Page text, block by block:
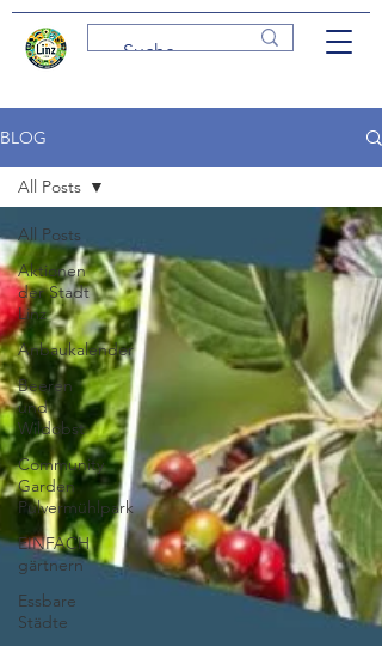
BLOG
All Posts
Aktionen
der Stadt
Linz
Anbaukalender
Beeren
und
Wildobst
Community
Garden
Pulvermühlpark
EINFACH
gärtnern
Essbare
Städte
All Posts